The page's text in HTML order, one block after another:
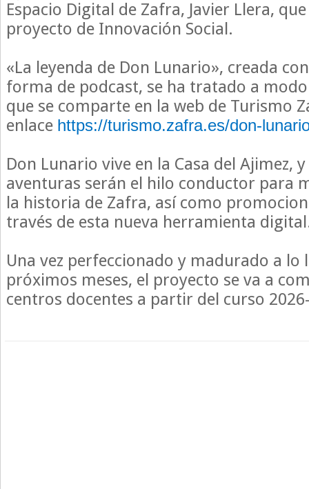
Espacio Digital de Zafra, Javier Llera,
proyecto de Innovación Social.
«La leyenda de Don Lunario», creada
forma de podcast, se ha tratado a
que se comparte en la web de Turismo
enlace https://turismo.zafra.es/don-
Don Lunario vive en la Casa del Ajimez,
aventuras serán el hilo conductor para
la historia de Zafra, así como
través de esta nueva herramienta
Una vez perfeccionado y madurado a lo
próximos meses, el proyecto se va a
centros docentes a partir del curso